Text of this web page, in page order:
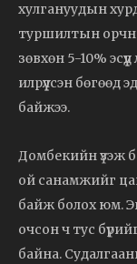
хулгануудын
туршилтын
зөвхөн 5-10%
илрүүлсэн бөгөөд
байжээ.
Домбекийн үзэж
ой санамжийг
байж болох юм.
очсон ч тус
байна.